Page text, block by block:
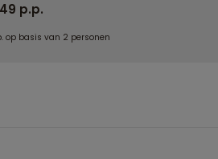
p.p.
op basis van 2 personen